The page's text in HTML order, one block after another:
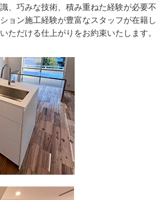
、巧みな技術、積み重ねた経験が必要不
ョン施工経験が豊富なスタッフが在籍し
ただける仕上がりをお約束いたします。